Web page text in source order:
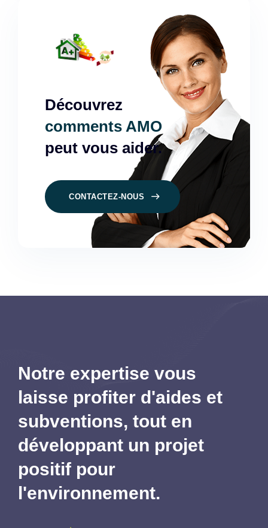
Découvrez
comments AMO
peut vous aider.
CONTACTEZ-NOUS
Notre expertise vous
laisse profiter d'aides et
subventions, tout en
développant un projet
positif pour
l'environnement.